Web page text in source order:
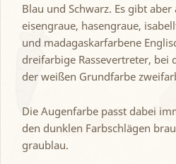
Blau und Schwarz. Es gibt
eisengraue, hasengraue,
und madagaskarfarbene
dreifarbige Rassevertreter, bei
der weißen Grundfarbe
Die Augenfarbe passt dabei
den dunklen Farbschlägen
graublau.